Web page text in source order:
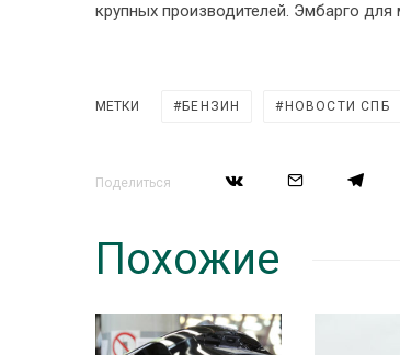
крупных производителей. Эмбарго
МЕТКИ БЕНЗИН НОВОСТИ СПБ
Поделиться
Похожие